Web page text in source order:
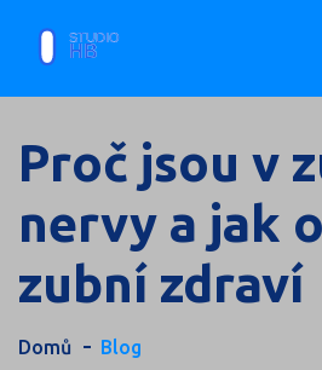
Proč jsou v
nervy a jak
zubní zdraví
Domů Blog